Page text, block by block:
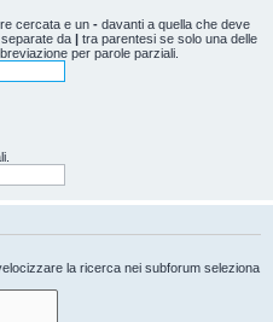
cercata e un - davanti a quella che deve
da | tra parentesi se solo una delle
per parole parziali.
la ricerca nei subforum seleziona